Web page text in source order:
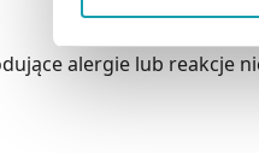
Ciebie danych, które
alergie lub reakcje